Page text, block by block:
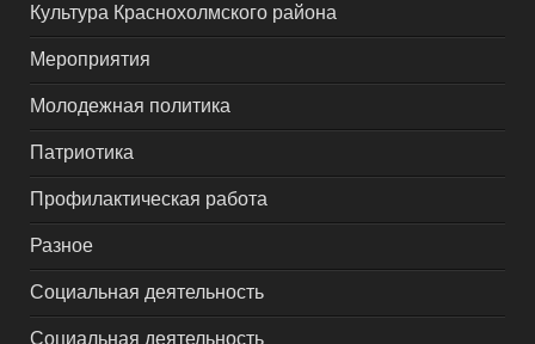
Культура Краснохолмского района
Мероприятия
Молодежная политика
Патриотика
Профилактическая работа
Разное
Социальная деятельность
Социальная деятельность